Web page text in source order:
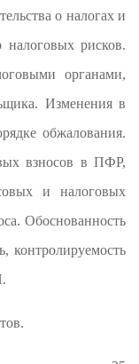
о налогах и
налоговых рисков.
органами,
Изменения в
обжалования.
взносов в ПФР,
и налоговых
Обоснованность
контролируемость